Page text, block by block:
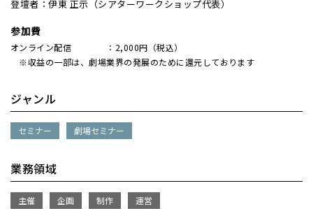
登壇者：伊東 正示（シアターワークショップ代表）
参加費
オンライン配信 ：2,000円（税込）
※収益の一部は、劇場業界の発展のために還元しております
ジャンル
セミナー 劇場セミナー
業務領域
主催 企画 制作 運営